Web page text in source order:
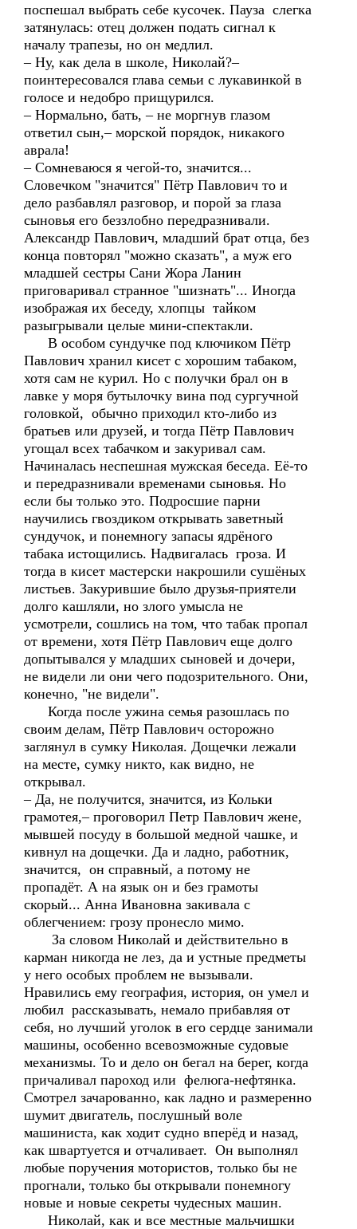
поспешал выбрать себе кусочек. Пауза слегка
затянулась: отец должен подать сигнал к
началу трапезы, но он медлил.
– Ну, как дела в школе, Николай?–
поинтересовался глава семьи с лукавинкой в
голосе и недобро прищурился.
– Нормально, бать, – не моргнув глазом
ответил сын,– морской порядок, никакого
аврала!
– Сомневаюся я чегой-то, значится...
Словечком "значится" Пётр Павлович то и
дело разбавлял разговор, и порой за глаза
сыновья его беззлобно передразнивали.
Александр Павлович, младший брат отца, без
конца повторял "можно сказать", а муж его
младшей сестры Сани Жора Ланин
приговаривал странное "шизнать"... Иногда
изображая их беседу, хлопцы тайком
разыгрывали целые мини-спектакли.
В особом сундучке под ключиком Пётр
Павлович хранил кисет с хорошим табаком,
хотя сам не курил. Но с получки брал он в
лавке у моря бутылочку вина под сургучной
головкой, обычно приходил кто-либо из
братьев или друзей, и тогда Пётр Павлович
угощал всех табачком и закуривал сам.
Начиналась неспешная мужская беседа. Её-то
и передразнивали временами сыновья. Но
если бы только это. Подросшие парни
научились гвоздиком открывать заветный
сундучок, и понемногу запасы ядрёного
табака истощились. Надвигалась гроза. И
тогда в кисет мастерски накрошили сушёных
листьев. Закурившие было друзья-приятели
долго кашляли, но злого умысла не
усмотрели, сошлись на том, что табак пропал
от времени, хотя Пётр Павлович еще долго
допытывался у младших сыновей и дочери,
не видели ли они чего подозрительного. Они,
конечно, "не видели".
Когда после ужина семья разошлась по
своим делам, Пётр Павлович осторожно
заглянул в сумку Николая. Дощечки лежали
на месте, сумку никто, как видно, не
открывал.
– Да, не получится, значится, из Кольки
грамотея,– проговорил Петр Павлович жене,
мывшей посуду в большой медной чашке, и
кивнул на дощечки. Да и ладно, работник,
значится, он справный, а потому не
пропадёт. А на язык он и без грамоты
скорый... Анна Ивановна закивала с
облегчением: грозу пронесло мимо.
За словом Николай и действительно в
карман никогда не лез, да и устные предметы
у него особых проблем не вызывали.
Нравились ему география, история, он умел и
любил рассказывать, немало прибавляя от
себя, но лучший уголок в его сердце занимали
машины, особенно всевозможные судовые
механизмы. То и дело он бегал на берег, когда
причаливал пароход или фелюга-нефтянка.
Смотрел зачарованно, как ладно и размеренно
шумит двигатель, послушный воле
машиниста, как ходит судно вперёд и назад,
как швартуется и отчаливает. Он выполнял
любые поручения мотористов, только бы не
прогнали, только бы открывали понемногу
новые и новые секреты чудесных машин.
Николай, как и все местные мальчишки